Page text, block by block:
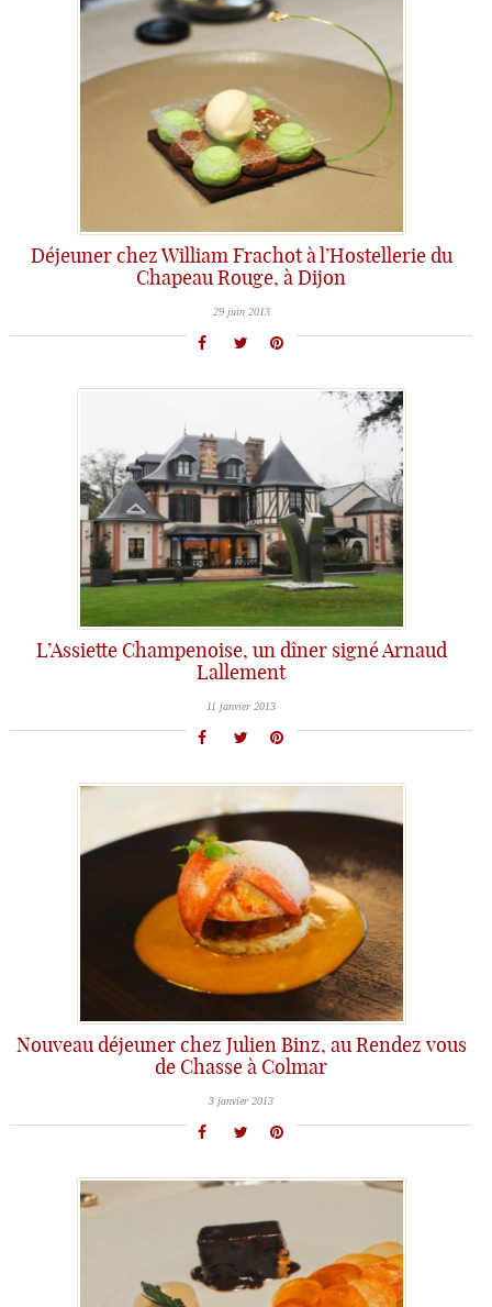
Déjeuner chez William Frachot à l’Hostellerie du
Chapeau Rouge, à Dijon
29 juin 2013
L’Assiette Champenoise, un dîner signé Arnaud
Lallement
11 janvier 2013
Nouveau déjeuner chez Julien Binz, au Rendez vous
de Chasse à Colmar
3 janvier 2013